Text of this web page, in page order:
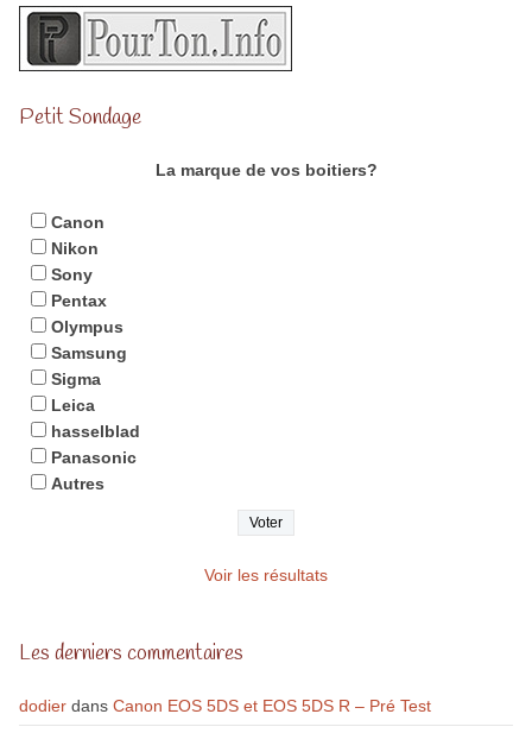
Petit Sondage
La marque de vos boitiers?
Canon
Nikon
Sony
Pentax
Olympus
Samsung
Sigma
Leica
hasselblad
Panasonic
Autres
Voir les résultats
Les derniers commentaires
dodierdans Canon EOS 5DS et EOS 5DS R – Pré Test